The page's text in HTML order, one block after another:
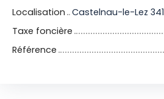
Localisation Castelnau-le-Lez
Taxe foncière
Référence